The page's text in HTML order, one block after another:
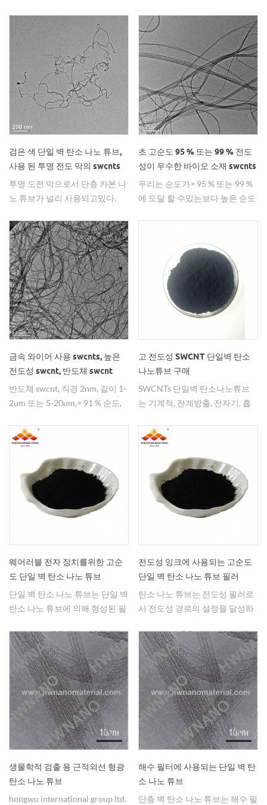
검은 색 단일 벽 탄소 나노 튜브,
사용 된 투명 전도 막의 swcnts
투명 도전 막으로서 단층 카본 나
노 튜브가 널리 사용되고있다.
초 고순도 95 % 또는 99 % 전도
성이 우수한 바이오 소재 swcnts
우리는 순도가> 95 % 또는 99 %
에 도달 할 수있는보다 높은 순도
금속 와이어 사용 swcnts, 높은
전도성 swcnt, 반도체 swcnt
반도체 swcnt, 직경 2nm, 길이 1-
2um 또는 5-20um,> 91 % 순도,
고 전도성 SWCNT 단일벽 탄소
나노튜브 구매
SWCNTs 단일벽 탄소나노튜브
는 기계적, 전계방출, 전자기, 흡
한 분야에서 널리 사용되고 있습
니다. Hongwu Nano는 다양한 사
양의 탄소 나노튜브를 생산합니
웨어러블 전자 장치를위한 고순
도 단일 벽 탄소 나노 튜브
단일 벽 탄소 나노 튜브는 단일 벽
탄소 나노 튜브에 의해 형성된 필
성을 가지며 140 % 인장 조건에
서도 전기 전도도가 변하지 않기
때문에 웨어러블 전자 장치의 제
조에 사용될 수있다.
전도성 잉크에 사용되는 고순도
단일 벽 탄소 나노 튜브 필러
탄소 나노 튜브는 전도성 필러로
서 전도성 경로의 설정을 달성하
도성 잉크 필러로서 높은 전도성,
큰 길이 대 직경 비율을 갖는다.
생물학적 검출 용 근적외선 형광
탄소 나노 튜브
hongwu international group ltd.
해수 필터에 사용되는 단일 벽 탄
소 나노 튜브
단층 벽 탄소 나노 튜브는 해수 필